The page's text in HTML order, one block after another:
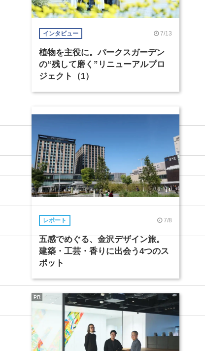
インタビュー 7/13
植物を主役に。パークスガーデン
の“残して磨く”リニューアルプロ
ジェクト（1）
レポート 7/8
五感でめぐる、金沢デザイン旅。
建築・工芸・香りに出会う4つのス
ポット
PR